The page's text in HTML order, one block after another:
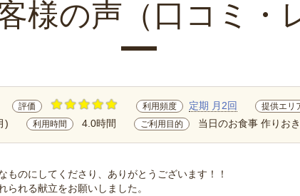
様の声（口コミ・
評価 利用頻度 定期 月2回 提供エリ
) 利用時間 4.0時間 ご利用目的 当日のお食事 作りお
ものにしてくださり、ありがとうございます！！
られる献立をお願いしました。